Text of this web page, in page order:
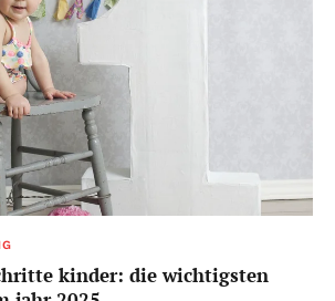
kinder: die wichtigsten